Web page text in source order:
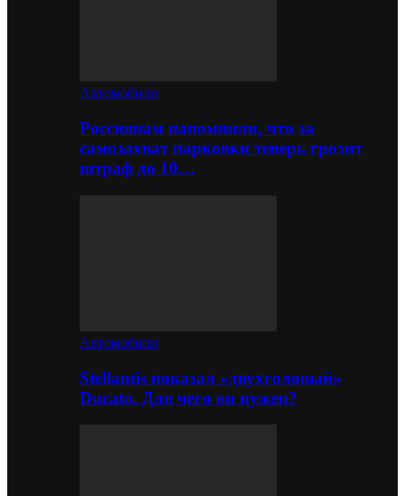
Автомобили
Россиянам напомнили, что за
самозахват парковки теперь грозит
штраф до 10…
Автомобили
Stellantis показал «двухголовый»
Ducato. Для чего он нужен?